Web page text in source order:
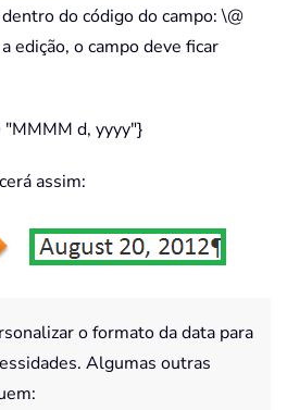
do código do campo: \@
edição, o campo deve ficar
"MMMM d, yyyy"}
assim:
o formato da data para
Algumas outras